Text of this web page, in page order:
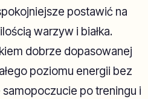
postawić na
warzyw i białka.
dobrze dopasowanej
poziomu energii bez
po treningu i